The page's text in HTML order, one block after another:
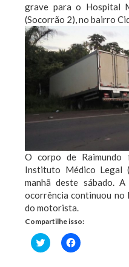
grave para o Hospital
(Socorrão 2), no bairro
O corpo de
Instituto Médico Legal
manhã deste sábado.
ocorrência continuou no
do motorista.
Compartilhe isso:
Clique
para
Clique
para